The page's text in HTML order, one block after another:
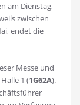
am Dienstag,
zwischen
endet die
Messe und
1 (1G62A).